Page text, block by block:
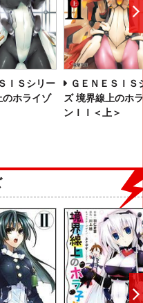
ＩＳシリー
のホライゾ
ＧＥＮＥＳＩＳ
ズ 境界線上のホ
ンＩＩ＜上＞